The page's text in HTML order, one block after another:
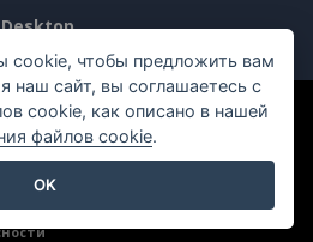
права защищены.
cookie, чтобы предложить вам
наш сайт, вы соглашаетесь с
cookie, как описано в нашей
файлов cookie.
OK